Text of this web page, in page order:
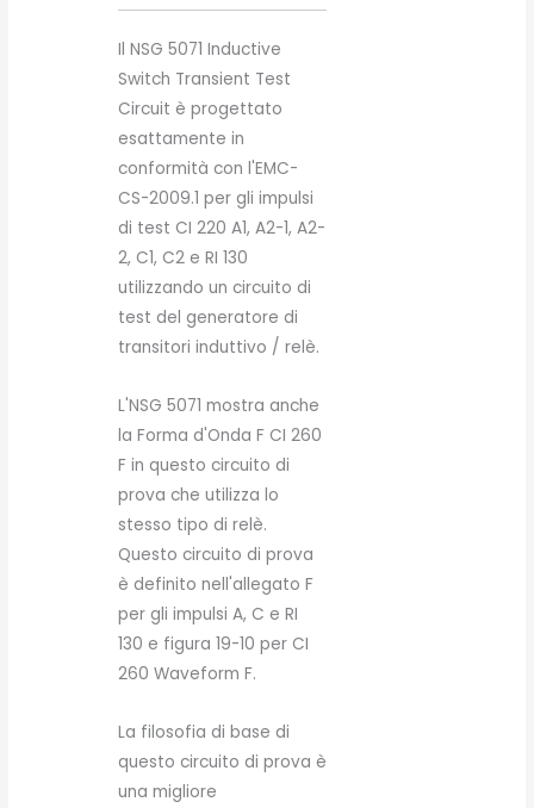
Il NSG 5071 Inductive
Switch Transient Test
Circuit è progettato
esattamente in
conformità con l'EMC-
CS-2009.1 per gli impulsi
di test CI 220 A1, A2-1, A2-
2, C1, C2 e RI 130
utilizzando un circuito di
test del generatore di
transitori induttivo / relè.
L'NSG 5071 mostra anche
la Forma d'Onda F CI 260
F in questo circuito di
prova che utilizza lo
stesso tipo di relè.
Questo circuito di prova
è definito nell'allegato F
per gli impulsi A, C e RI
130 e figura 19-10 per CI
260 Waveform F.
La filosofia di base di
questo circuito di prova è
una migliore